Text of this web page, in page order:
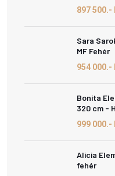
897 500.-
Sara
MF Fehér
954 000.-
Bonita
320 cm -
999 000.-
Alicia
fehér